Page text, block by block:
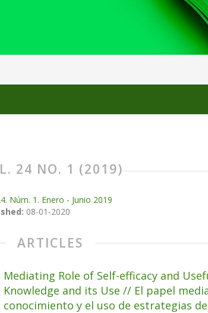
24 NO. 1 (2019)
Núm. 1. Enero - Junio 2019
08-01-2020
ARTICLES
Mediating Role of Self-efficacy and
Knowledge and its Use // El papel
conocimiento y el uso de estrategias